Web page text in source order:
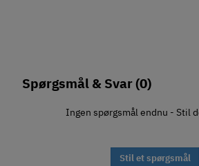
Spørgsmål & Svar(0)
Ingen spørgsmål endnu - Stil
Stil et spørgsmål